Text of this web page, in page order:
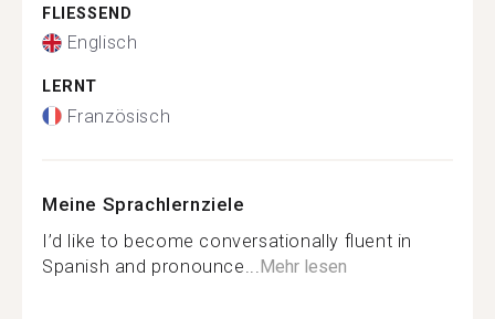
FLIESSEND
Englisch
LERNT
Französisch
Meine Sprachlernziele
I’d like to become conversationally fluent in
Spanish and pronounce... Mehr lesen